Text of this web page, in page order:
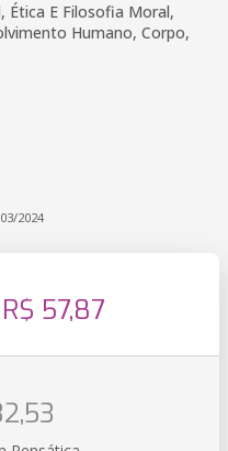
Ética E Filosofia Moral,
Humano, Corpo,
2024
R$ 57,87